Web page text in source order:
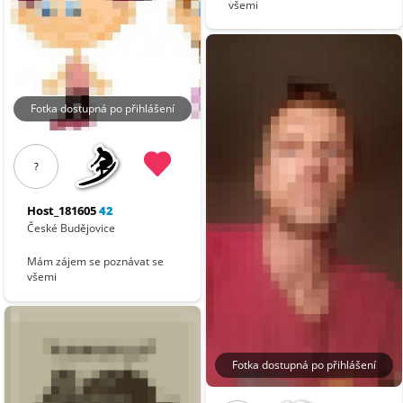
Fotka dostupná po přihlášení
?
Host_18160542
České Budějovice
Mám zájem se poznávat se
všemi
všemi
Fotka dostupná po přihlášení